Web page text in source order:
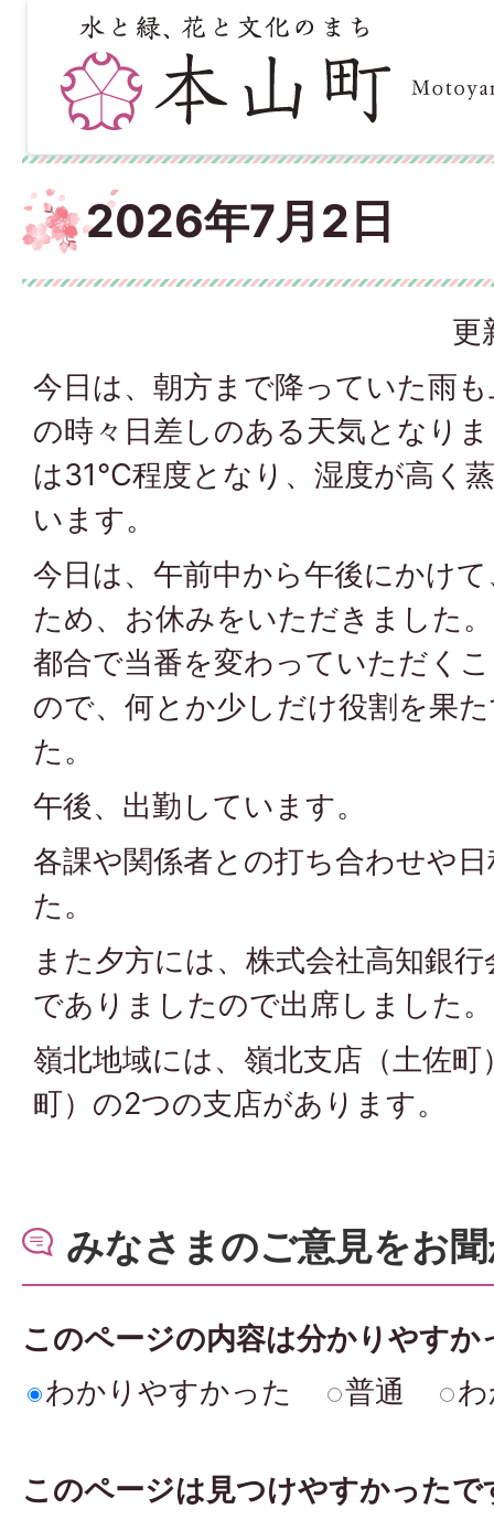
2026年7月2日
更
今日は、朝方まで降っていた雨
の時々日差しのある天気となり
は31℃程度となり、湿度が高く
います。
今日は、午前中から午後にかけ
ため、お休みをいただきました
都合で当番を変わっていただく
ので、何とか少しだけ役割を果
た。
午後、出勤しています。
各課や関係者との打ち合わせや
た。
また夕方には、株式会社高知銀
でありましたので出席しました。
嶺北地域には、嶺北支店（土佐
町）の2つの支店があります。
みなさまのご意見をお
このページの内容は分かりやすか
わかりやすかった
普通
このページは見つけやすかったで